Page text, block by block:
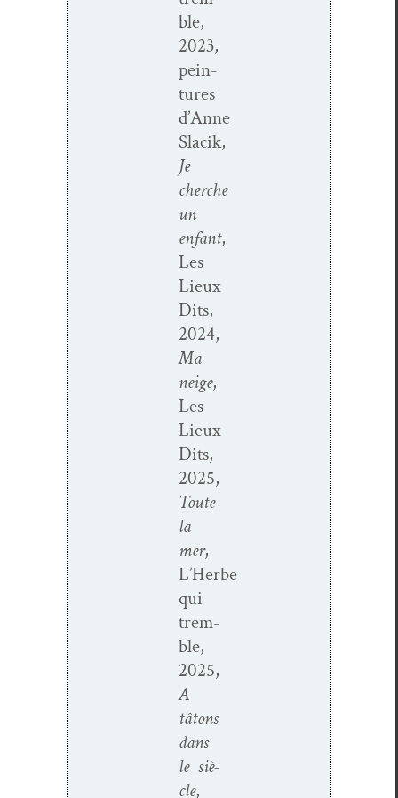
ble,
2023,
pein­
tures
d’Anne
Slacik,
Je
cherche
un
enfant,
Les
Lieux
Dits,
2024,
Ma
neige,
Les
Lieux
Dits,
2025,
Toute
la
mer,
L’Herbe
qui
trem­
ble,
2025,
A
tâtons
dans
le siè­
cle,